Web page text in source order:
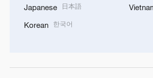
Japanese 日本語
Korean 한국어